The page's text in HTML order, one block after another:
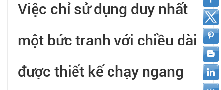
Việc chỉ sử dụng duy nhất
một bức tranh với chiều dài
được thiết kế chạy ngang